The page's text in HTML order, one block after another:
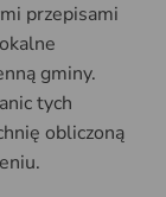
przepisami
gminy.
tych
obliczoną